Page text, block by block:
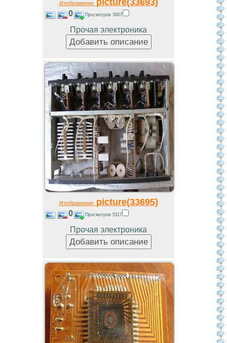
Изображение
0 Просмотров 3807
Прочая электроника
Изображениеpicture(33695)
0 Просмотров 5117
Прочая электроника